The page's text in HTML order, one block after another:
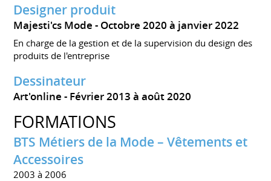
Designer produit
Majesti'cs Mode Octobre 2020 à janvier 2022
En charge de la gestion et de la supervision du design des
produits de l'entreprise
Dessinateur
Art'online Février 2013 à août 2020
FORMATIONS
BTS Métiers de la Mode – Vêtements et
Accessoires
2003 à 2006